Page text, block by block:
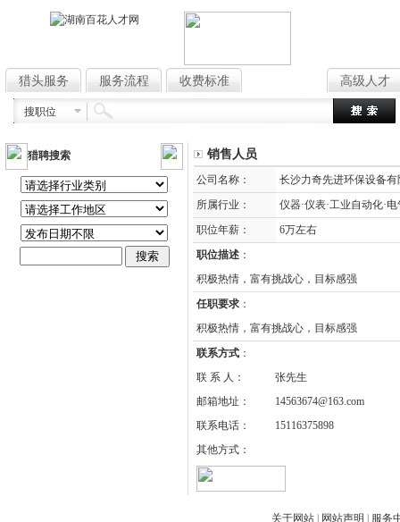
猎头服务 服务流程 收费标准 高级人才
搜职位
猎聘搜索 销售人员
公司名称：
长沙力奇先进环保设备有
所属行业：
仪器·仪表·工业自动化·电
职位年薪：
6万左右
职位描述 ：
积极热情，富有挑战心，目标感强
任职要求 ：
积极热情，富有挑战心，目标感强
联系方式 ：
联 系 人：
张先生
邮箱地址：
14563674@163.com
联系电话：
15116375898
其他方式：
关于网站 网站声明
服务